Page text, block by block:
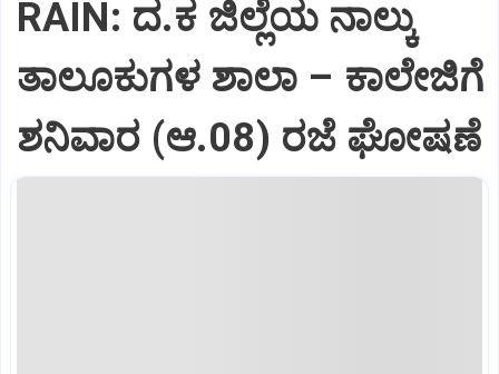
RAIN: ದ.ಕ ಜಿಲ್ಲೆಯ ನಾಲ್ಕು
ತಾಲೂಕುಗಳ ಶಾಲಾ – ಕಾಲೇಜಿಗೆ
ಶನಿವಾರ (ಆ.08) ರಜೆ ಘೋಷಣೆ